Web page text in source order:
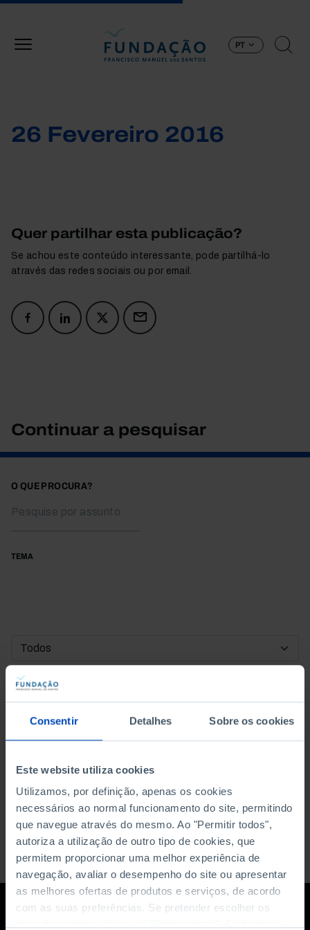
Consentir Detalhes Sobre os cookies
Este website utiliza cookies
Utilizamos, por definição, apenas os cookies
necessários ao normal funcionamento do site, permitindo
que navegue através do mesmo. Ao "Permitir todos",
autoriza a utilização de outro tipo de cookies, que
permitem proporcionar uma melhor experiência de
navegação, avaliar o desempenho do site ou apresentar
as melhores ofertas de produtos e serviços, de acordo
com as suas preferências. Se pretender escolher os
PT
26 Fevereiro 2016
Quer partilhar esta publicação?
Se achou este conteúdo interessante, pode partilhá-lo
através das redes sociais ou por email.
Continuar a pesquisar
O QUE PROCURA?
TEMA
DATA DE INÍCIO
DATA DE FIM